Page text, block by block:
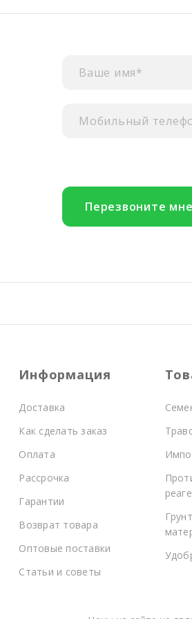
Перезвоните
Информация
Доставка
Как сделать заказ
Оплата
Рассрочка
Гарантии
Возврат товара
Оптовые поставки
Статьи и советы